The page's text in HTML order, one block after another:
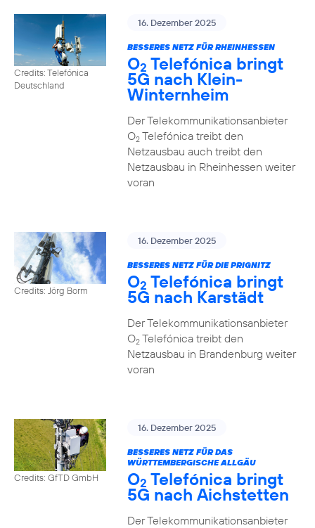
Credits: Telefónica
Deutschland
16. Dezember 2025
BESSERES NETZ FÜR RHEINHESSEN
O2 Telefónica bringt
5G nach Klein-
Winternheim
Der Telekommunikationsanbieter
O2Telefónica treibt den
Netzausbau auch treibt den
Netzausbau in Rheinhessen weiter
voran
Credits: Jörg Borm
16. Dezember 2025
BESSERES NETZ FÜR DIE PRIGNITZ
O2 Telefónica bringt
5G nach Karstädt
Der Telekommunikationsanbieter
O2Telefónica treibt den
Netzausbau in Brandenburg weiter
voran
Credits: GfTD GmbH
16. Dezember 2025
BESSERES NETZ FÜR DAS
WÜRTTEMBERGISCHE ALLGÄU
O2 Telefónica bringt
5G nach Aichstetten
Der Telekommunikationsanbieter